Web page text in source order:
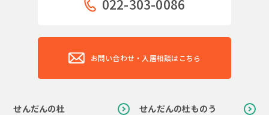
022-303-0086
お問い合わせ・入居相談はこちら
せんだんの杜 せんだんの杜ものう